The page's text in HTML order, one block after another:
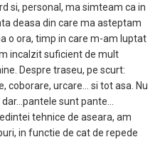
si, personal, ma simteam ca in
deasa din care ma asteptam
o ora, timp in care m-am luptat
incalzit suficient de mult
Despre traseu, pe scurt:
coborare, urcare… si tot asa. Nu
sunt pante…
tehnice de aseara, am
in functie de cat de repede